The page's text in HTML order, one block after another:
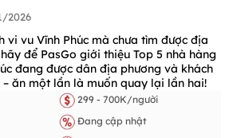
2026
vi vu Vĩnh Phúc mà chưa tìm được địa
để PasGo giới thiệu Top 5 nhà hàng
đang được dân địa phương và khách
– ăn một lần là muốn quay lại lần hai!
299 - 700K/người
Đang cập nhật